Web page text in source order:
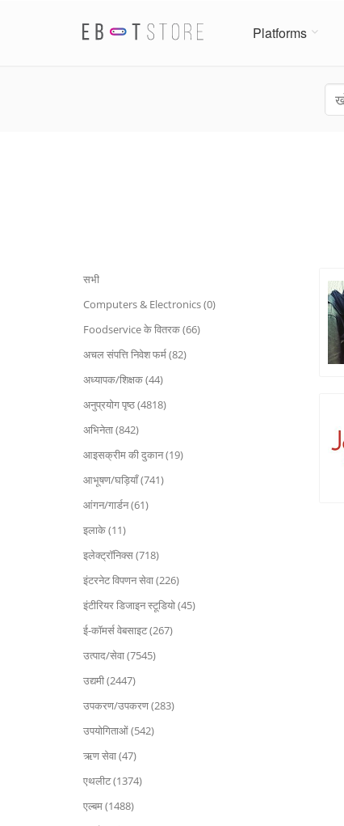
Platforms
सभी
Computers & Electronics (0)
Foodservice के वितरक (66)
अचल संपत्ति निवेश फर्म (82)
अध्यापक/शिक्षक (44)
अनुप्रयोग पृष्ठ (4818)
अभिनेता (842)
आइसक्रीम की दुकान (19)
आभूषण/घड़ियाँ (741)
आंगन/गार्डन (61)
इलाके (11)
इलेक्ट्रॉनिक्स (718)
इंटरनेट विपणन सेवा (226)
इंटीरियर डिजाइन स्टूडियो (45)
ई-कॉमर्स वेबसाइट (267)
उत्पाद/सेवा (7545)
उद्यमी (2447)
उपकरण/उपकरण (283)
उपयोगिताओं (542)
ऋण सेवा (47)
एथलीट (1374)
एल्बम (1488)